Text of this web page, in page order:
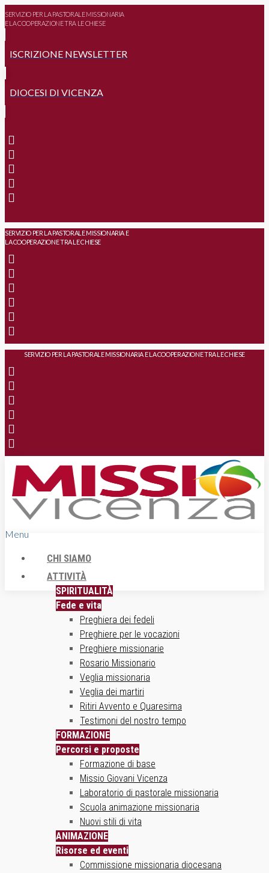
SERVIZIO PER LA PASTORALE MISSIONARIA
E LA COOPERAZIONE TRA LE CHIESE
ISCRIZIONE NEWSLETTER
DIOCESI DI VICENZA
SERVIZIO PER LA PASTORALE MISSIONARIA E
LA COOPERAZIONE TRA LE CHIESE
SERVIZIO PER LA PASTORALE MISSIONARIA E LA COOPERAZIONE TRA LE CHIESE
Menu
CHI SIAMO
ATTIVITÀ
SPIRITUALITÀ
Fede e vita
Preghiera dei fedeli
Preghiere per le vocazioni
Preghiere missionarie
Rosario Missionario
Veglia missionaria
Veglia dei martiri
Ritiri Avvento e Quaresima
Testimoni del nostro tempo
FORMAZIONE
Percorsi e proposte
Formazione di base
Missio Giovani Vicenza
Laboratorio di pastorale missionaria
Scuola animazione missionaria
Nuovi stili di vita
ANIMAZIONE
Risorse ed eventi
Commissione missionaria diocesana